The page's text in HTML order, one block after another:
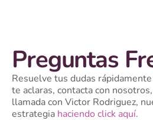
Preguntas
Resuelve tus dudas
te aclaras, contacta con
llamada con Victor Rodriguez,
estrategia haciendo click aquí.